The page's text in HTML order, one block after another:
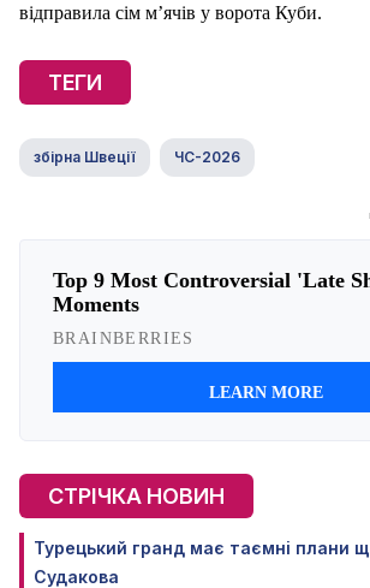
відправила сім м’ячів у ворота Куби.
ТЕГИ
збірна Швеції ЧС-2026
СТРІЧКА НОВИН
Турецький гранд має таємні плани
Судакова